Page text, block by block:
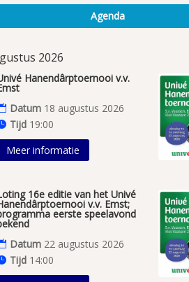
Agenda
2026
Hanendârptoernooi v.v.
Datum 18 augustus 2026
Tijd 19:00
Meer informatie
16e editie van het Univé
v.v. Emst;
eerste speelavond
Datum 22 augustus 2026
Tijd 14:00